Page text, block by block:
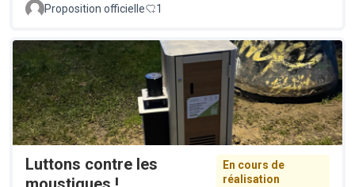
Proposition officielle 1
Luttons contre les
En cours de
réalisation